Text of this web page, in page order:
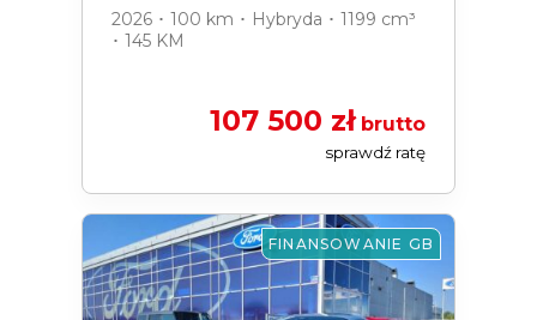
2026 ･ 100 km ･ Hybryda ･ 1199 cm³
･ 145 KM
107 500 złbrutto
sprawdź ratę
FINANSOWANIE GB